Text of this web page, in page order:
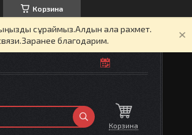
Корзина
сұраймыз.Алдын ала рахмет.
благодарим.
Корзина